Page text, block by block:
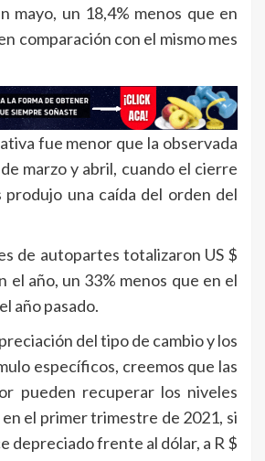
mayo, un 18,4% menos que en
comparación con el mismo mes
fue menor que la observada
marzo y abril, cuando el cierre
produjo una caída del orden del
de autopartes totalizaron US $
el año, un 33% menos que en el
año pasado.
del tipo de cambio y los
específicos, creemos que las
pueden recuperar los niveles
el primer trimestre de 2021, si
depreciado frente al dólar, a R $